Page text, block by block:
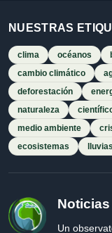
NUESTRAS
clima océanos
cambio climático
deforestación
naturaleza
medio ambiente
ecosistemas
lluvias
Un